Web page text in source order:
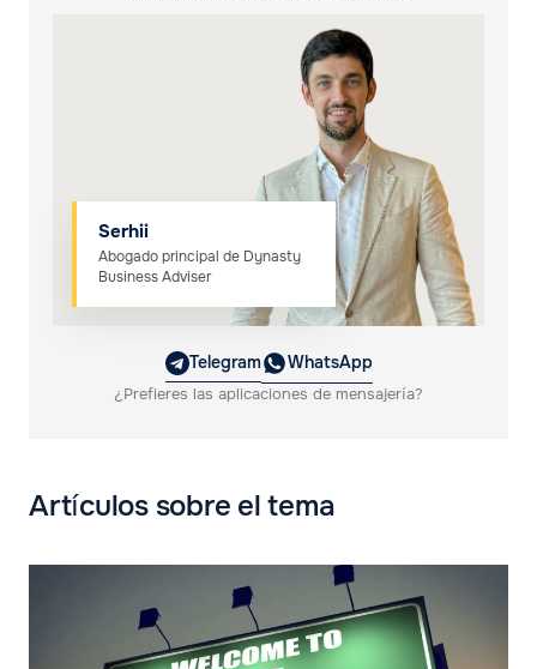
Telegram WhatsApp
¿Prefieres las aplicaciones de mensajería?
Serhii
Abogado principal de Dynasty
Business Adviser
Artículos sobre el tema